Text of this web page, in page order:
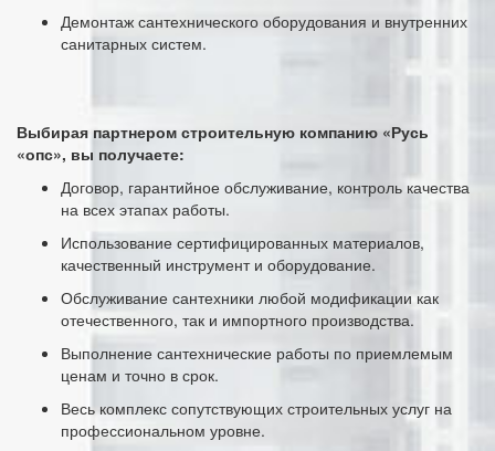
Демонтаж сантехнического оборудования и внутренних
санитарных систем.
Выбирая партнером строительную компанию «Русь
«опс», вы получаете:
Договор, гарантийное обслуживание, контроль качества
на всех этапах работы.
Использование сертифицированных материалов,
качественный инструмент и оборудование.
Обслуживание сантехники любой модификации как
отечественного, так и импортного производства.
Выполнение сантехнические работы по приемлемым
ценам и точно в срок.
Весь комплекс сопутствующих строительных услуг на
профессиональном уровне.